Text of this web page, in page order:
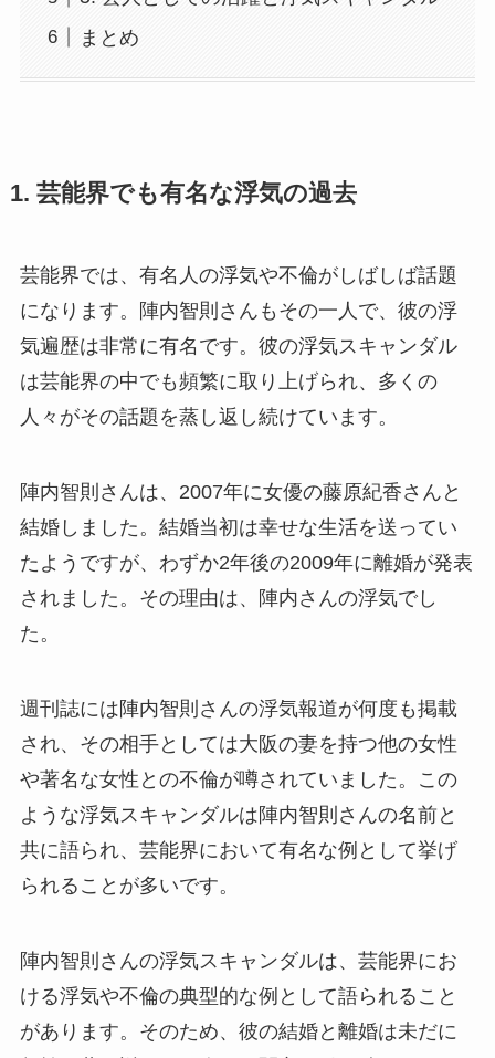
まとめ
1. 芸能界でも有名な浮気の過去
芸能界では、有名人の浮気や不倫がしばしば話題
になります。陣内智則さんもその一人で、彼の浮
気遍歴は非常に有名です。彼の浮気スキャンダル
は芸能界の中でも頻繁に取り上げられ、多くの
人々がその話題を蒸し返し続けています。
陣内智則さんは、2007年に女優の藤原紀香さんと
結婚しました。結婚当初は幸せな生活を送ってい
たようですが、わずか2年後の2009年に離婚が発表
されました。その理由は、陣内さんの浮気でし
た。
週刊誌には陣内智則さんの浮気報道が何度も掲載
され、その相手としては大阪の妻を持つ他の女性
や著名な女性との不倫が噂されていました。この
ような浮気スキャンダルは陣内智則さんの名前と
共に語られ、芸能界において有名な例として挙げ
られることが多いです。
陣内智則さんの浮気スキャンダルは、芸能界にお
ける浮気や不倫の典型的な例として語られること
があります。そのため、彼の結婚と離婚は未だに